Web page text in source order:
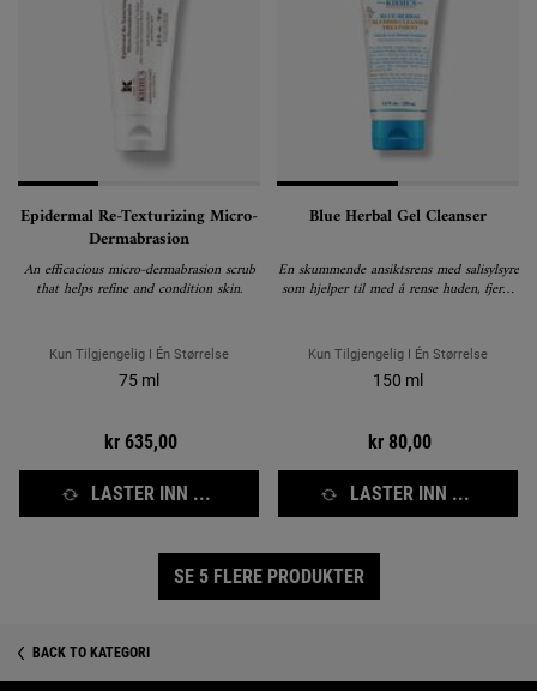
Epidermal Re-Texturizing Micro-
Dermabrasion
An efficacious micro-dermabrasion scrub
that helps refine and condition skin.
Kun Tilgjengelig I Én Størrelse
75 ml
kr 635,00
LASTER INN ...
Blue Herbal Gel Cleanser
En skummende ansiktsrens med salisylsyre
som hjelper til med å rense huden, fjerne
Kun Tilgjengelig I Én Størrelse
150 ml
kr 80,00
LASTER INN ...
SE 5 FLERE PRODUKTER
BACK TO KATEGORI